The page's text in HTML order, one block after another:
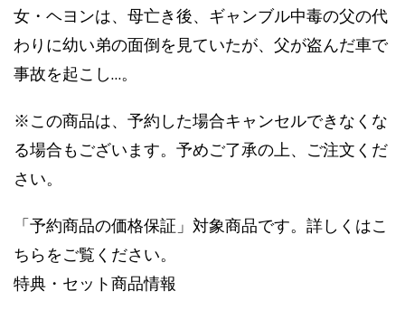
女・ヘヨンは、母亡き後、ギャンブル中毒の父の代
わりに幼い弟の面倒を見ていたが、父が盗んだ車で
事故を起こし…。
※この商品は、予約した場合キャンセルできなくな
る場合もございます。予めご了承の上、ご注文くだ
さい。
「予約商品の価格保証」対象商品です。詳しくはこ
ちらをご覧ください。
特典・セット商品情報